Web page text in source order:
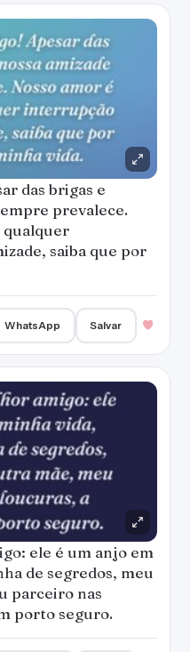
das brigas e
prevalece.
qualquer
saiba que por
WhatsApp Salvar
ele é um anjo em
de segredos, meu
parceiro nas
porto seguro.